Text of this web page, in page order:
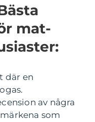
mat-
där en
av några
som